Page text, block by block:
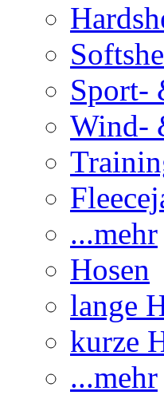
Sport-
Wind-
...mehr
Hosen
lange
kurze
...mehr